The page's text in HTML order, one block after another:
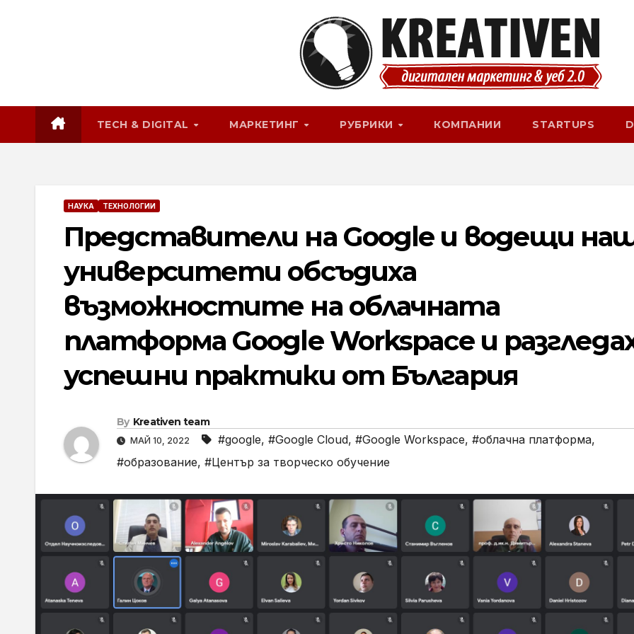
TECH & DIGITAL МАРКЕТИНГ РУБРИКИ КОМПАНИИ STARTUPS
НАУКА ТЕХНОЛОГИИ
Представители на Google и водещи
университети обсъдиха
възможностите на облачната
платформа Google Workspace и
успешни практики от България
By Kreativen team
МАЙ 10, 2022 #google, #Google Cloud, #Google Workspace, #облачна платформа,
#образование, #Център за творческо обучение